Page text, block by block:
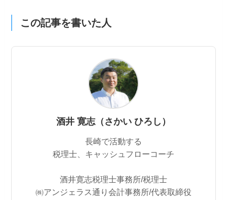
この記事を書いた人
酒井 寛志（さかい ひろし）
長崎で活動する
税理士、キャッシュフローコーチ
酒井寛志税理士事務所/税理士
㈱アンジェラス通り会計事務所/代表取締役